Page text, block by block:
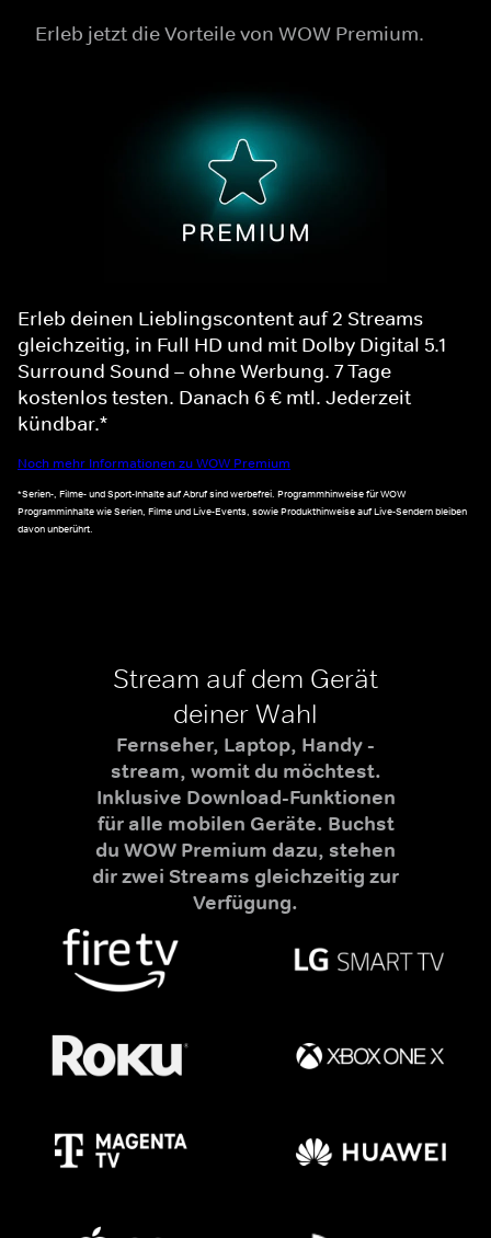
Erleb jetzt die Vorteile von WOW Premium.
Erleb deinen Lieblingscontent auf 2 Streams
gleichzeitig, in Full HD und mit Dolby Digital 5.1
Surround Sound – ohne Werbung. 7 Tage
kostenlos testen. Danach 6 € mtl. Jederzeit
kündbar.*
Noch mehr Informationen zu WOW Premium
*Serien-, Filme- und Sport-Inhalte auf Abruf sind werbefrei. Programmhinweise für WOW
Programminhalte wie Serien, Filme und Live-Events, sowie Produkthinweise auf Live-Sendern bleiben
davon unberührt.
Stream auf dem Gerät
deiner Wahl
Fernseher, Laptop, Handy -
stream, womit du möchtest.
Inklusive Download-Funktionen
für alle mobilen Geräte. Buchst
du WOW Premium dazu, stehen
dir zwei Streams gleichzeitig zur
Verfügung.